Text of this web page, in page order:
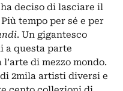
ha deciso di lasciare il
tempo per sé e per
. Un gigantesco
a questa parte
di mezzo mondo.
2mila artisti diversi e